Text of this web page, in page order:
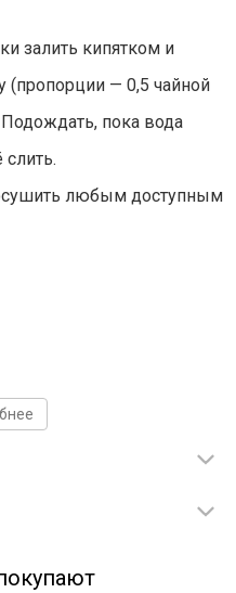
залить кипятком и
— 0,5 чайной
пока вода
слить.
любым доступным